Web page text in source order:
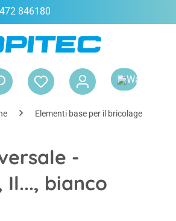
846180
Elementi base per il bricolage
-
Il..., bianco